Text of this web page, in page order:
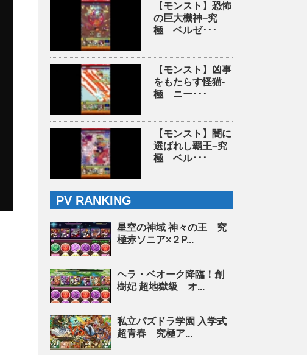
【モンスト】恐怖
の巨大機神−究
極 ベルゼ･･･
【モンスト】凶事
をもたらす怪猫-
極 ニー･･･
【モンスト】闇に
選ばれし覇王−究
極 ベル･･･
PV RANKING
星空の神域 神々の王 究
極赤ソニア×２P...
ヘラ・ベオーク降臨！創
樹妃 超地獄級 オ...
私立パズドラ学園 入学式
超青春 究極ア...